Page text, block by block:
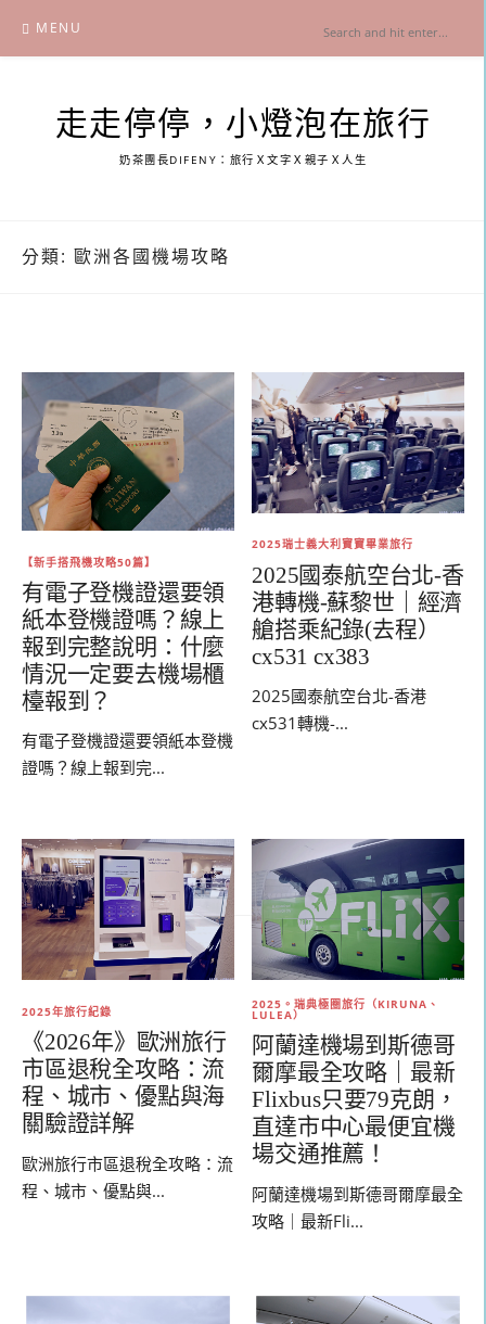
content
MENU
走走停停，小燈泡在旅行
奶茶團長DIFENY：旅行Ｘ文字Ｘ親子Ｘ人生
分類: 歐洲各國機場攻略
【新手搭飛機攻略50篇】
有電子登機證還要領
紙本登機證嗎？線上
報到完整說明：什麼
情況一定要去機場櫃
檯報到？
有電子登機證還要領紙本登機
證嗎？線上報到完...
2025瑞士義大利寶寶畢業旅行
2025國泰航空台北-香
港轉機-蘇黎世｜經濟
艙搭乘紀錄(去程）
cx531 cx383
2025國泰航空台北-香港
cx531轉機-...
2025年旅行紀錄
《2026年》歐洲旅行
市區退稅全攻略：流
程、城市、優點與海
關驗證詳解
歐洲旅行市區退稅全攻略：流
程、城市、優點與...
2025。瑞典極圈旅行（KIRUNA、
LULEA）
阿蘭達機場到斯德哥
爾摩最全攻略｜最新
Flixbus只要79克朗，
直達市中心最便宜機
場交通推薦！
阿蘭達機場到斯德哥爾摩最全
攻略｜最新Fli...